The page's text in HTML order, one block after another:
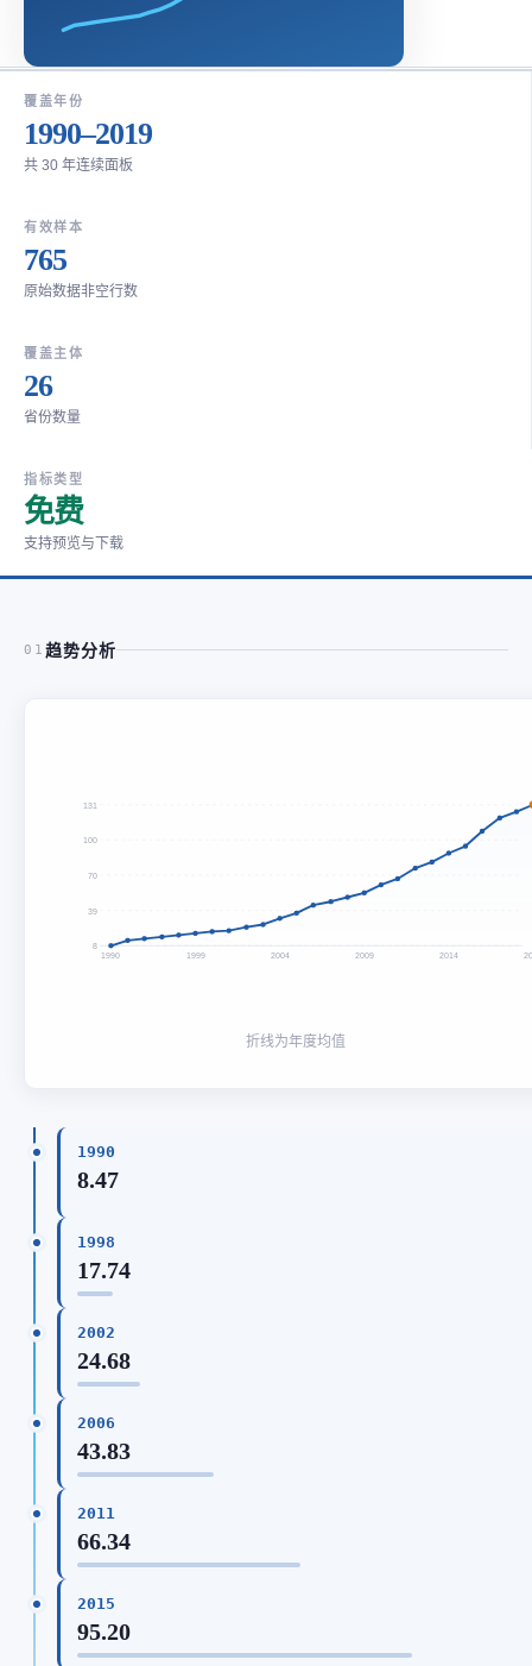
覆盖年份
1990–2019
共 30 年连续面板
有效样本
765
原始数据非空行数
覆盖主体
26
省份数量
指标类型
免费
支持预览与下载
01 趋势分析
131
100
70
39
8
1990 1999 2004 2009 2014
折线为年度均值
1990
8.47
1998
17.74
2002
24.68
2006
43.83
2011
66.34
2015
95.20